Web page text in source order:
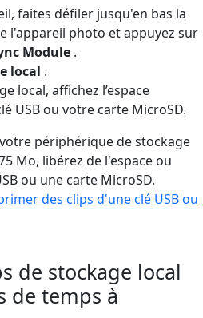
faites défiler jusqu'en bas la
l'appareil photo et appuyez sur
Module .
local .
local, affichez l’espace
USB ou votre carte MicroSD.
périphérique de stockage
Mo, libérez de l'espace ou
ou une carte MicroSD.
des clips d'une clé USB ou
de stockage local
de temps à